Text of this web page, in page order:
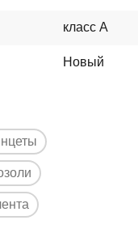
класс A
Новый